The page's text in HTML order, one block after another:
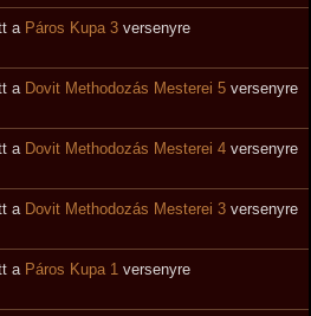
a Páros Kupa 3 versenyre
a Dovit Methodozás Mesterei 5 versenyre
a Dovit Methodozás Mesterei 4 versenyre
a Dovit Methodozás Mesterei 3 versenyre
a Páros Kupa 1 versenyre